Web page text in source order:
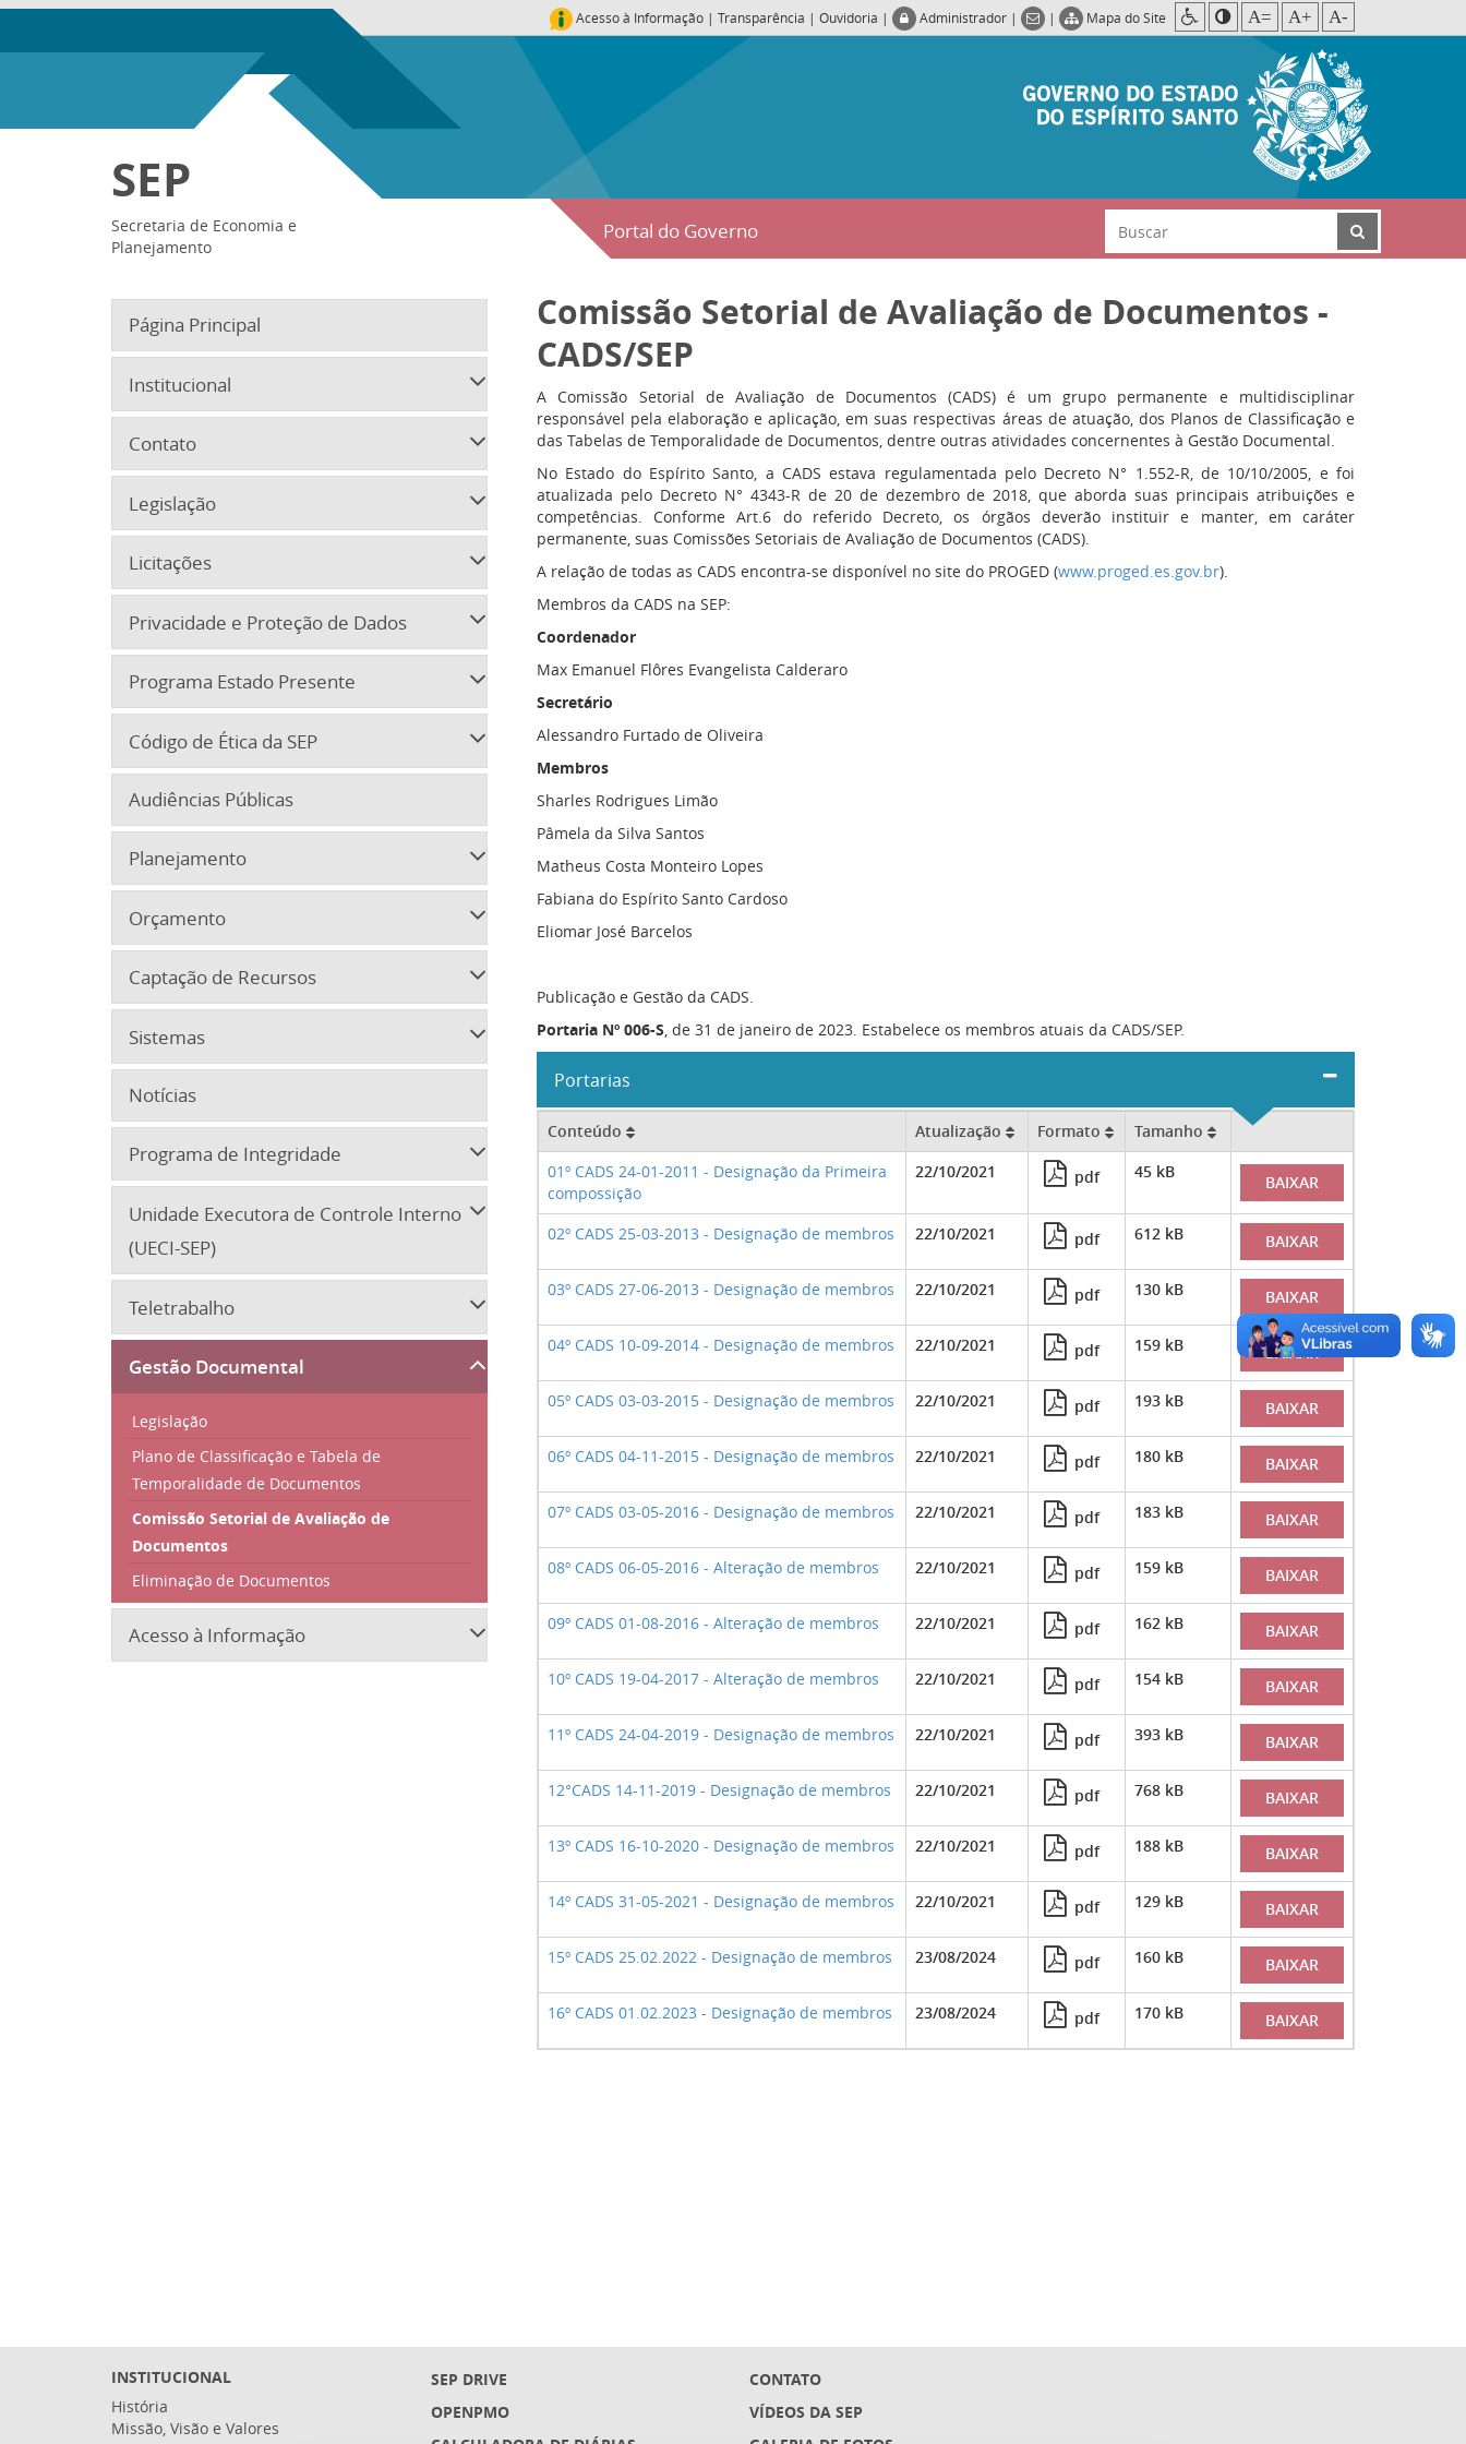
Acesso à Informação | Transparência | Ouvidoria | Administrador | | Mapa do Site A= A+ A-
Portal do Governo
SEP
Secretaria de Economia e
Planejamento
Página Principal
Institucional
Contato
Legislação
Licitações
Privacidade e Proteção de Dados
Programa Estado Presente
Código de Ética da SEP
Audiências Públicas
Planejamento
Orçamento
Captação de Recursos
Sistemas
Notícias
Programa de Integridade
Unidade Executora de Controle Interno
(UECI-SEP)
Teletrabalho
Gestão Documental
Legislação
Plano de Classificação e Tabela de
Temporalidade de Documentos
Comissão Setorial de Avaliação de
Documentos
Eliminação de Documentos
Acesso à Informação
Comissão Setorial de Avaliação de Documentos -
CADS/SEP
A Comissão Setorial de Avaliação de Documentos (CADS) é um grupo permanente e multidisciplinar
responsável pela elaboração e aplicação, em suas respectivas áreas de atuação, dos Planos de Classificação e
das Tabelas de Temporalidade de Documentos, dentre outras atividades concernentes à Gestão Documental.
No Estado do Espírito Santo, a CADS estava regulamentada pelo Decreto N° 1.552-R, de 10/10/2005, e foi
atualizada pelo Decreto N° 4343-R de 20 de dezembro de 2018, que aborda suas principais atribuições e
competências. Conforme Art.6 do referido Decreto, os órgãos deverão instituir e manter, em caráter
permanente, suas Comissões Setoriais de Avaliação de Documentos (CADS).
A relação de todas as CADS encontra-se disponível no site do PROGED (www.proged.es.gov.br).
Membros da CADS na SEP:
Coordenador
Max Emanuel Flôres Evangelista Calderaro
Secretário
Alessandro Furtado de Oliveira
Membros
Sharles Rodrigues Limão
Pâmela da Silva Santos
Matheus Costa Monteiro Lopes
Fabiana do Espírito Santo Cardoso
Eliomar José Barcelos
Publicação e Gestão da CADS.
Portaria Nº 006-S, de 31 de janeiro de 2023. Estabelece os membros atuais da CADS/SEP.
Portarias
Conteúdo Atualização Formato
Tamanho
01º CADS 24-01-2011 - Designação da Primeira
compossição
22/10/2021 pdf 45 kB
BAIXAR
02º CADS 25-03-2013 - Designação de membros 22/10/2021 pdf 612 kB BAIXAR
03º CADS 27-06-2013 - Designação de membros 22/10/2021 pdf 130 kB BAIXAR
04º CADS 10-09-2014 - Designação de membros 22/10/2021 pdf 159 kB BAIXAR
05º CADS 03-03-2015 - Designação de membros 22/10/2021 pdf 193 kB BAIXAR
06º CADS 04-11-2015 - Designação de membros 22/10/2021 pdf 180 kB BAIXAR
07º CADS 03-05-2016 - Designação de membros 22/10/2021 pdf 183 kB BAIXAR
08º CADS 06-05-2016 - Alteração de membros 22/10/2021 pdf 159 kB BAIXAR
09º CADS 01-08-2016 - Alteração de membros 22/10/2021 pdf 162 kB BAIXAR
10º CADS 19-04-2017 - Alteração de membros 22/10/2021 pdf 154 kB BAIXAR
11º CADS 24-04-2019 - Designação de membros 22/10/2021 pdf 393 kB BAIXAR
12°CADS 14-11-2019 - Designação de membros 22/10/2021 pdf 768 kB BAIXAR
13º CADS 16-10-2020 - Designação de membros 22/10/2021 pdf 188 kB BAIXAR
14º CADS 31-05-2021 - Designação de membros 22/10/2021 pdf 129 kB BAIXAR
15º CADS 25.02.2022 - Designação de membros 23/08/2024 pdf 160 kB BAIXAR
16º CADS 01.02.2023 - Designação de membros 23/08/2024 pdf 170 kB BAIXAR
INSTITUCIONAL
História
Missão, Visão e Valores
SEP DRIVE
OPENPMO
CONTATO
VÍDEOS DA SEP